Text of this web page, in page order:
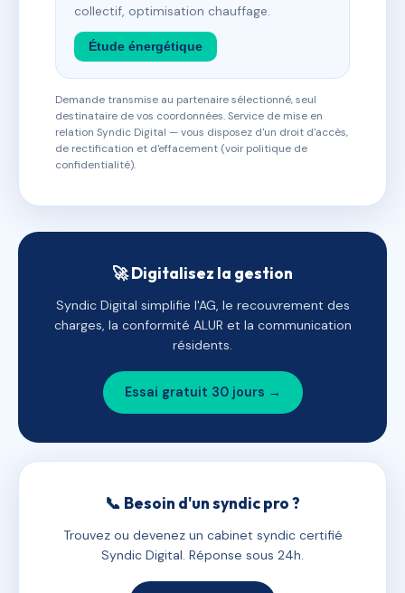
collectif, optimisation chauffage.
Étude énergétique
Demande transmise au partenaire sélectionné, seul
destinataire de vos coordonnées. Service de mise en
relation Syndic Digital — vous disposez d'un droit d'accès,
de rectification et d'effacement (voir politique de
confidentialité).
🚀 Digitalisez la gestion
Syndic Digital simplifie l'AG, le recouvrement des
charges, la conformité ALUR et la communication
résidents.
Essai gratuit 30 jours →
📞 Besoin d'un syndic pro ?
Trouvez ou devenez un cabinet syndic certifié
Syndic Digital. Réponse sous 24h.